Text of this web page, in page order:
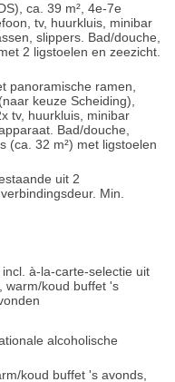
ca. 39 m², 4e-7e
tv, huurkluis, minibar
slippers. Bad/douche,
2 ligstoelen en zeezicht.
panoramische ramen,
keuze Scheiding),
tv, huurkluis, minibar
Bad/douche,
(ca. 32 m²) met ligstoelen
uit 2
Min.
à-la-carte-selectie uit
warm/koud buffet 's
alcoholische
koud buffet 's avonds,